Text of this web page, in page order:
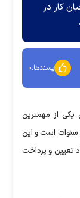
کار در
پسندها:۰
یکی از مهمترین
سنوات است و این
تعیین و پرداخت